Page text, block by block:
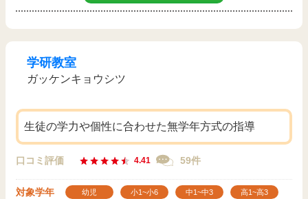
学研教室
ガッケンキョウシツ
生徒の学力や個性に合わせた無学年方式の指導
口コミ評価 4.41 59件
対象学年 幼児 小1~小6 中1~中3 高1~高3